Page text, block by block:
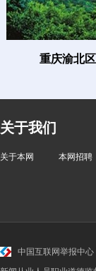
重庆渝北
关于我们
关于本网 本网招聘
中国互联网举报中心